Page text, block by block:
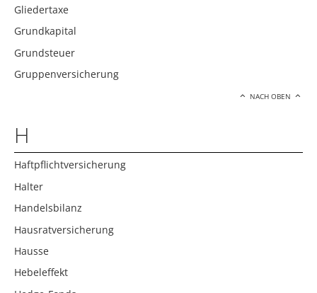
Gliedertaxe
Grundkapital
Grundsteuer
Gruppenversicherung
NACH OBEN
H
Haftpflichtversicherung
Halter
Handelsbilanz
Hausratversicherung
Hausse
Hebeleffekt